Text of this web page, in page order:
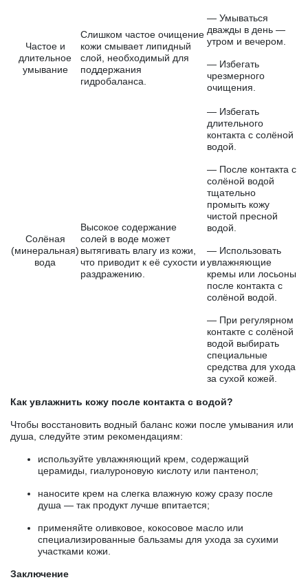
Частое и
длительное
умывание
Слишком частое очищение
кожи смывает липидный
слой, необходимый для
поддержания
гидробаланса.
— Умываться
дважды в день —
утром и вечером.
— Избегать
чрезмерного
очищения.
Солёная
(минеральная)
вода
Высокое содержание
солей в воде может
вытягивать влагу из кожи,
что приводит к её сухости и
раздражению.
— Избегать
длительного
контакта с солёной
водой.
— После контакта с
солёной водой
тщательно
промыть кожу
чистой пресной
водой.
— Использовать
увлажняющие
кремы или лосьоны
после контакта с
солёной водой.
— При регулярном
контакте с солёной
водой выбирать
специальные
средства для ухода
за сухой кожей.
Как увлажнить кожу после контакта с водой?
Чтобы восстановить водный баланс кожи после умывания или
душа, следуйте этим рекомендациям:
используйте увлажняющий крем, содержащий
церамиды, гиалуроновую кислоту или пантенол;
наносите крем на слегка влажную кожу сразу после
душа — так продукт лучше впитается;
применяйте оливковое, кокосовое масло или
специализированные бальзамы для ухода за сухими
участками кожи.
Заключение